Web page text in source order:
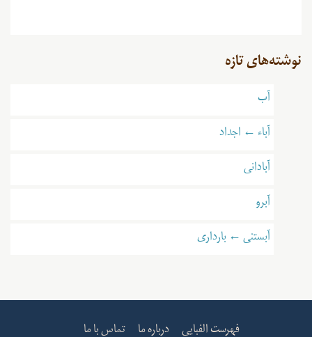
نوشته‌های تازه
آب
آباء ← اجداد
آبادانی
آبرو
آبستنی ← بارداری
فهرست الفبایی درباره ما تماس با ما